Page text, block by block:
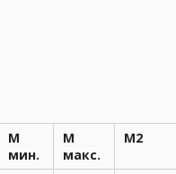
М
мин.
М
макс.
M2